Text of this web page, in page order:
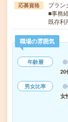
応募資格
ブラン
■事務
既存利
職場の雰囲気
年齢層
20
男女比率
女